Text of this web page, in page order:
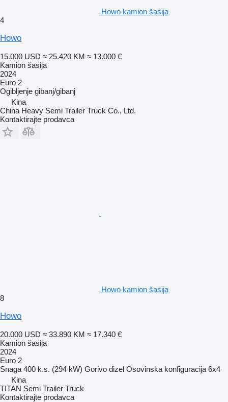
Howo kamion šasija
4
Howo
15.000 USD ≈ 25.420 KM ≈ 13.000 €
Kamion šasija
2024
Euro 2
Ogibljenje gibanj/gibanj
Kina
China Heavy Semi Trailer Truck Co., Ltd.
Kontaktirajte prodavca
Howo kamion šasija
8
Howo
20.000 USD ≈ 33.890 KM ≈ 17.340 €
Kamion šasija
2024
Euro 2
Snaga 400 k.s. (294 kW) Gorivo dizel Osovinska konfiguracija 6x4
Kina
TITAN Semi Trailer Truck
Kontaktirajte prodavca